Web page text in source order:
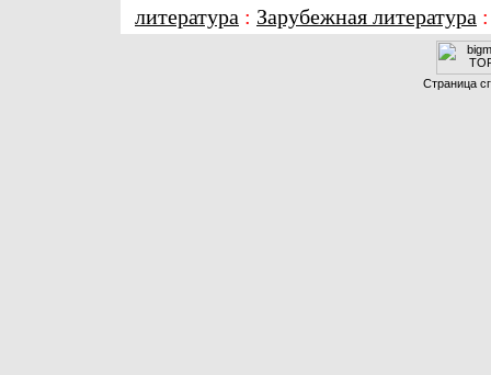
литература : Зарубежная литература
Страница